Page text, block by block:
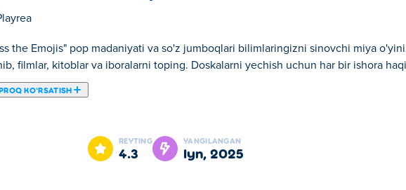
the Emojis" pop madaniyati va so'z jumboqlari bilimlaringizni sinovchi miya
filmlar, kitoblar va iboralarni toping. Doskalarni yechish uchun har bir ishora
KOʻRSATISH
unda matnni to‘ldirish uchun kerakli kulgichlar mos keladi! O'ylab ko'ring, emoji
REYTING
4.3
YANGILANGAN
iyn, 2025